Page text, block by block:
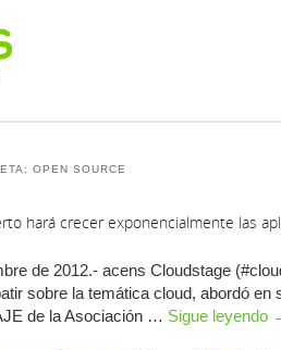
OPEN SOURCE
hará crecer exponencialmente las
de 2012.- acens Cloudstage
sobre la temática cloud, abordó en
de la Asociación … Sigue leyendo